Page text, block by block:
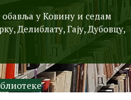
обавља у Ковину и седам
Делиблату, Гају, Дубовцу,